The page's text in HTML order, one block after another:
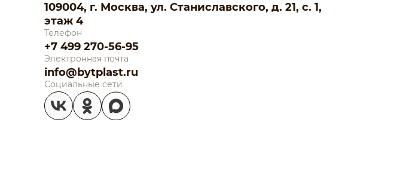
109004, г. Москва, ул. Станиславского, д. 21, с. 1,
этаж 4
Телефон
+7 499 270-56-95
Электронная почта
info@bytplast.ru
Социальные сети